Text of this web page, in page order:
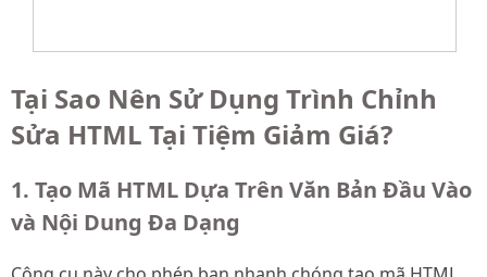
Tại Sao Nên Sử Dụng Trình Chỉnh
Sửa HTML Tại Tiệm Giảm Giá?
1. Tạo Mã HTML Dựa Trên Văn Bản Đầu Vào
và Nội Dung Đa Dạng